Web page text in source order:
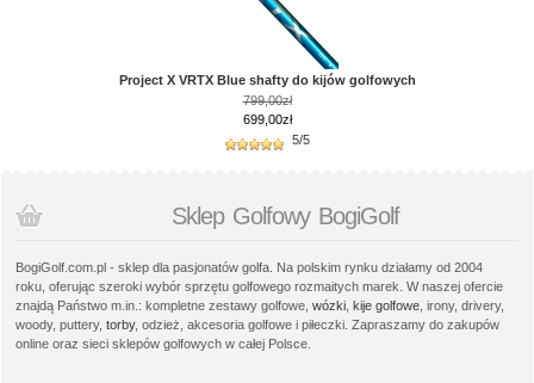
Project X VRTX Blue shafty do kijów golfowych
799,00zł
699,00zł
5/5
Sklep Golfowy BogiGolf
BogiGolf.com.pl - sklep dla pasjonatów golfa. Na polskim rynku działamy od 2004
roku, oferując szeroki wybór sprzętu golfowego rozmaitych marek. W naszej ofercie
znajdą Państwo m.in.: kompletne zestawy golfowe, wózki kije golfowe , irony, drivery,
woody, puttery, torby, odzież, akcesoria golfowe i piłeczki. Zapraszamy do zakupów
online oraz sieci sklepów golfowych w całej Polsce.